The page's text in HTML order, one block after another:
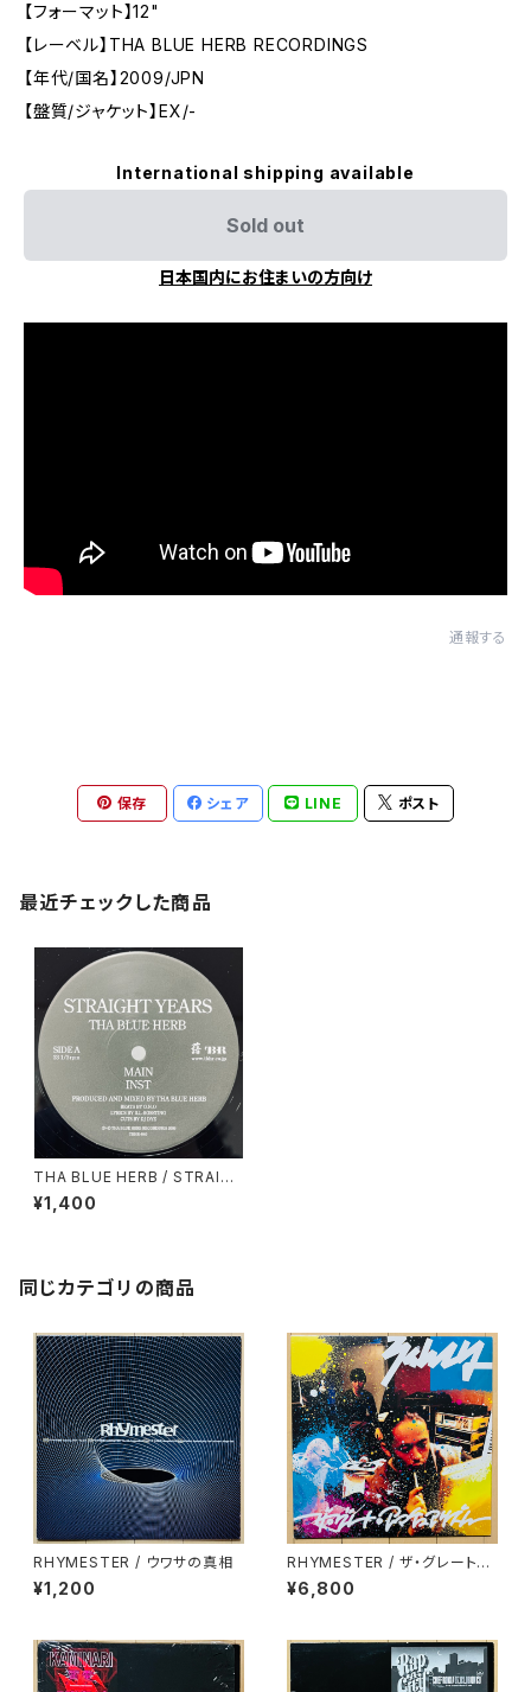
【フォーマット】12"
【レーベル】THA BLUE HERB RECORDINGS
【年代/国名】2009/JPN
【盤質/ジャケット】EX/-
International shipping available
Sold out
日本国内にお住まいの方向け
通報する
保存 シェア LINE ポスト
最近チェックした商品
THA BLUE HERB / STRAIGH
T YEARS
¥1,400
同じカテゴリの商品
RHYMESTER / ウワサの真相
¥1,200
RHYMESTER / ザ・グレート・
アマチュアリズム
¥6,800